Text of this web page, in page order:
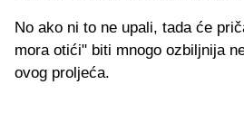
No ako ni to ne upali, tada će
mora otići" biti mnogo ozbiljnija
ovog proljeća.